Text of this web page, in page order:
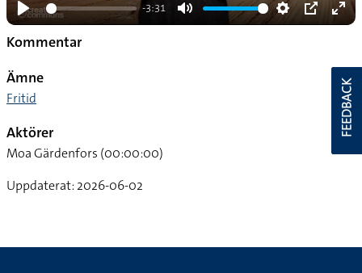
-3:31
Kommentar
Ämne
Fritid
Aktörer
Moa Gärdenfors (00:00:00)
Uppdaterat: 2026-06-02
FEEDBACK